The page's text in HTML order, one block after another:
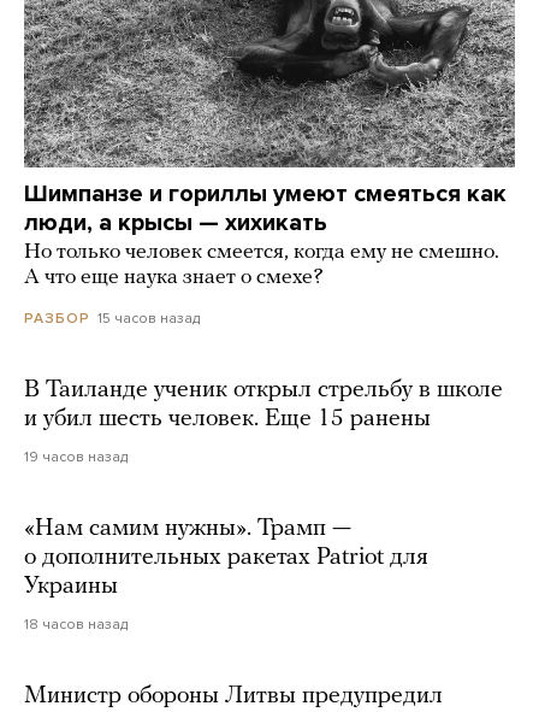
Шимпанзе и гориллы умеют смеяться как
люди, а крысы — хихикать
Но только человек смеется, когда ему не смешно.
А что еще наука знает о смехе?
РАЗБОР 15 часов назад
В Таиланде ученик открыл стрельбу в школе
и убил шесть человек. Еще 15 ранены
19 часов назад
«Нам самим нужны». Трамп —
о дополнительных ракетах Patriot для
Украины
18 часов назад
Министр обороны Литвы предупредил